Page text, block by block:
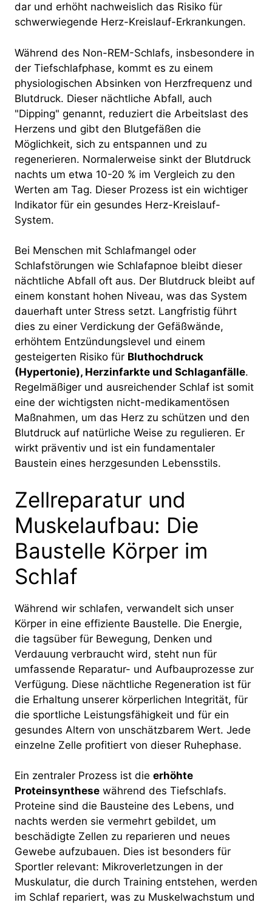
dar und erhöht nachweislich das Risiko für
schwerwiegende Herz-Kreislauf-Erkrankungen.
Während des Non-REM-Schlafs, insbesondere in
der Tiefschlafphase, kommt es zu einem
physiologischen Absinken von Herzfrequenz und
Blutdruck. Dieser nächtliche Abfall, auch
"Dipping" genannt, reduziert die Arbeitslast des
Herzens und gibt den Blutgefäßen die
Möglichkeit, sich zu entspannen und zu
regenerieren. Normalerweise sinkt der Blutdruck
nachts um etwa 10-20 % im Vergleich zu den
Werten am Tag. Dieser Prozess ist ein wichtiger
Indikator für ein gesundes Herz-Kreislauf-
System.
Bei Menschen mit Schlafmangel oder
Schlafstörungen wie Schlafapnoe bleibt dieser
nächtliche Abfall oft aus. Der Blutdruck bleibt auf
einem konstant hohen Niveau, was das System
dauerhaft unter Stress setzt. Langfristig führt
dies zu einer Verdickung der Gefäßwände,
erhöhtem Entzündungslevel und einem
gesteigerten Risiko für Bluthochdruck
(Hypertonie), Herzinfarkte und Schlaganfälle.
Regelmäßiger und ausreichender Schlaf ist somit
eine der wichtigsten nicht-medikamentösen
Maßnahmen, um das Herz zu schützen und den
Blutdruck auf natürliche Weise zu regulieren. Er
wirkt präventiv und ist ein fundamentaler
Baustein eines herzgesunden Lebensstils.
Zellreparatur und
Muskelaufbau: Die
Baustelle Körper im
Schlaf
Während wir schlafen, verwandelt sich unser
Körper in eine effiziente Baustelle. Die Energie,
die tagsüber für Bewegung, Denken und
Verdauung verbraucht wird, steht nun für
umfassende Reparatur- und Aufbauprozesse zur
Verfügung. Diese nächtliche Regeneration ist für
die Erhaltung unserer körperlichen Integrität, für
die sportliche Leistungsfähigkeit und für ein
gesundes Altern von unschätzbarem Wert. Jede
einzelne Zelle profitiert von dieser Ruhephase.
Ein zentraler Prozess ist die erhöhte
Proteinsynthese während des Tiefschlafs.
Proteine sind die Bausteine des Lebens, und
nachts werden sie vermehrt gebildet, um
beschädigte Zellen zu reparieren und neues
Gewebe aufzubauen. Dies ist besonders für
Sportler relevant: Mikroverletzungen in der
Muskulatur, die durch Training entstehen, werden
im Schlaf repariert, was zu Muskelwachstum und